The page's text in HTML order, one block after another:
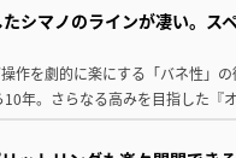
シマノのラインが凄い。ス
作を劇的に楽にする「バネ性」
年。さらなる高みを目指した『